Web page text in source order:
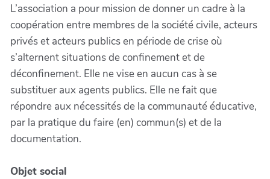
L’association a pour mission de donner un cadre à la
coopération entre membres de la société civile, acteurs
privés et acteurs publics en période de crise où
s’alternent situations de confinement et de
déconfinement. Elle ne vise en aucun cas à se
substituer aux agents publics. Elle ne fait que
répondre aux nécessités de la communauté éducative,
par la pratique du faire (en) commun(s) et de la
documentation.
Objet social